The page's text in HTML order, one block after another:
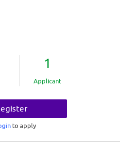
1
Applicant
to apply